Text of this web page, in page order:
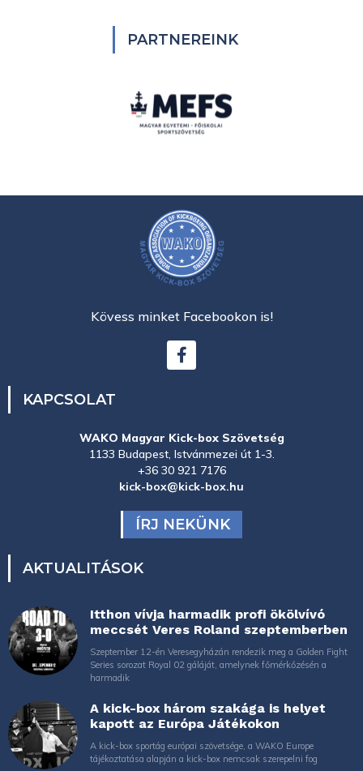
PARTNEREINK
Kövess minket Facebookon is!
KAPCSOLAT
WAKO Magyar Kick-box Szövetség
1133 Budapest, Istvánmezei út 1-3.
+36 30 921 7176
kick-box@kick-box.hu
ÍRJ NEKÜNK
AKTUALITÁSOK
Itthon vívja harmadik profi ökölvívó
meccsét Veres Roland szeptemberben
Szeptember 12-én Veresegyházán rendezik meg a Golden Fight
Series sorozat Royal 02 gáláját, amelynek főmérkőzésén a
harmadik
A kick-box három szakága is helyet
kapott az Európa Játékokon
A kick-box sportág európai szövetsége, a WAKO Europe
tájékoztatása alapján a kick-box nemcsak szerepelni fog